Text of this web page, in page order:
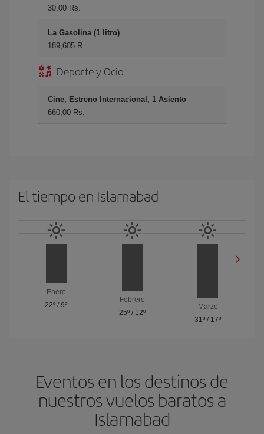
30,00 Rs.
La Gasolina (1 litro)
189,605 R
Deporte y Ocio
Cine, Estreno Internacional, 1 Asiento
660,00 Rs.
El tiempo en Islamabad
Enero
22º /9º
Febrero
25º/ 12º
Marzo
31º / 17º
Eventos en los destinos de
nuestros vuelos baratos a
Islamabad